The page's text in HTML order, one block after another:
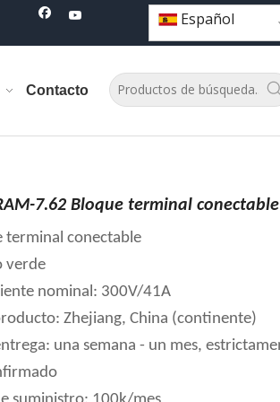
Español
Contacto
7.62 Bloque terminal conectable
terminal conectable
verde
nominal: 300V/41A
Zhejiang, China (continente)
una semana - un mes,